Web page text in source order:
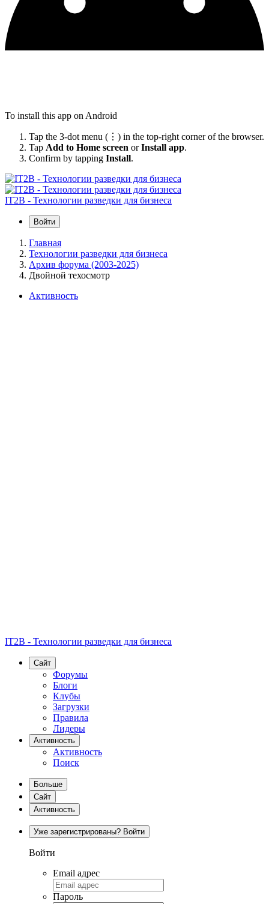
To install this app on Android
Tap the 3-dot menu (⋮) in the top-right corner of the browser.
Tap Add to Home screen orInstall app.
Confirm by tapping Install.
IT2B - Технологии разведки для бизнеса
Войти
Главная
Технологии разведки для бизнеса
Архив форума (2003-2025)
Двойной техосмотр
Активность
IT2B - Технологии разведки для бизнеса
Сайт
Форумы
Блоги
Клубы
Загрузки
Правила
Лидеры
Активность
Активность
Поиск
Больше
Сайт
Активность
Уже зарегистрированы? Войти
Войти
Email адрес
Пароль